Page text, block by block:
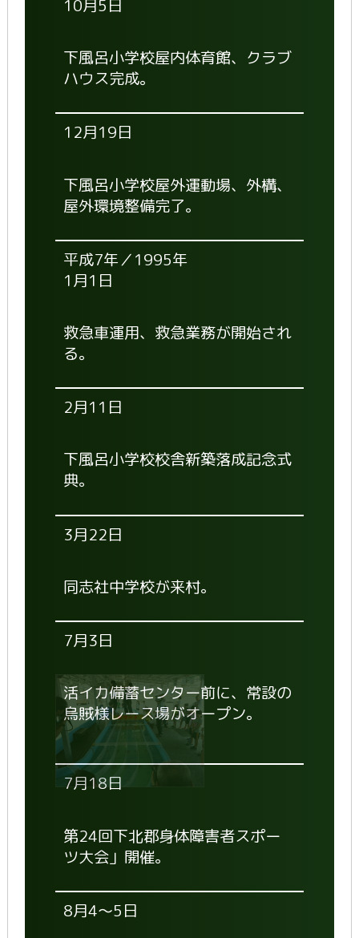
10月5日
下風呂小学校屋内体育館、クラブ
ハウス完成。
12月19日
下風呂小学校屋外運動場、外構、
屋外環境整備完了。
平成7年／1995年
1月1日
救急車運用、救急業務が開始され
る。
2月11日
下風呂小学校校舎新築落成記念式
典。
3月22日
同志社中学校が来村。
7月3日
活イカ備蓄センター前に、常設の
烏賊様レース場がオープン。
7月18日
第24回下北郡身体障害者スポー
ツ大会」開催。
8月4～5日